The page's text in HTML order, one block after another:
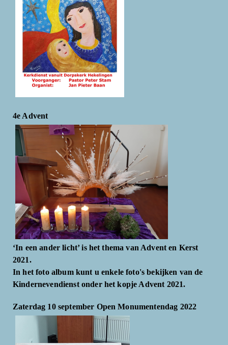
4e Advent
‘In een ander licht’ is het thema van Advent en Kerst
2021.
In het foto album kunt u enkele foto's bekijken van de
Kindernevendienst onder het kopje Advent 2021.
Zaterdag 10 september Open Monumentendag 2022